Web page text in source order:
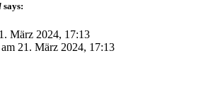
says:
März 2024, 17:13
21. März 2024, 17:13